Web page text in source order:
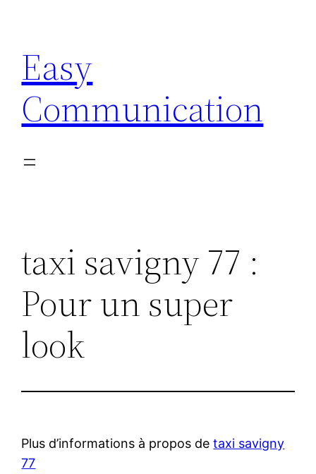
contenu
Easy
Communication
taxi savigny 77 :
Pour un super
look
Plus d’informations à propos detaxi savigny
77